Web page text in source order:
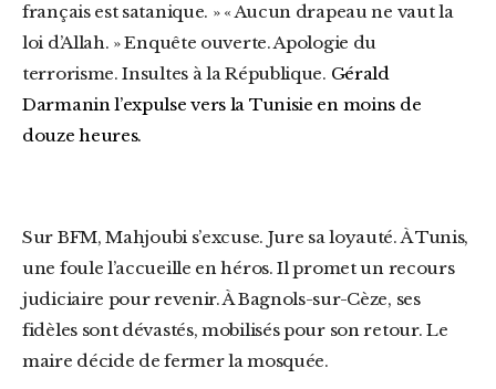
français est satanique. » « Aucun drapeau ne vaut la
loi d’Allah. » Enquête ouverte. Apologie du
terrorisme. Insultes à la République. Gérald
Darmanin l’expulse vers la Tunisie en moins de
douze heures.
Sur BFM, Mahjoubi s’excuse. Jure sa loyauté. À Tunis,
une foule l’accueille en héros. Il promet un recours
judiciaire pour revenir. À Bagnols-sur-Cèze, ses
fidèles sont dévastés, mobilisés pour son retour. Le
maire décide de fermer la mosquée.